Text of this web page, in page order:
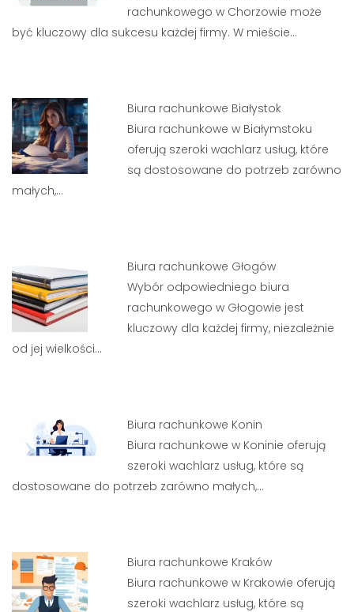
rachunkowego w Chorzowie może
być kluczowy dla sukcesu każdej firmy. W mieście…
Biura rachunkowe Białystok
Biura rachunkowe w Białymstoku
oferują szeroki wachlarz usług, które
są dostosowane do potrzeb zarówno
małych,…
Biura rachunkowe Głogów
Wybór odpowiedniego biura
rachunkowego w Głogowie jest
kluczowy dla każdej firmy, niezależnie
od jej wielkości…
Biura rachunkowe Konin
Biura rachunkowe w Koninie oferują
szeroki wachlarz usług, które są
dostosowane do potrzeb zarówno małych,…
Biura rachunkowe Kraków
Biura rachunkowe w Krakowie oferują
szeroki wachlarz usług, które są